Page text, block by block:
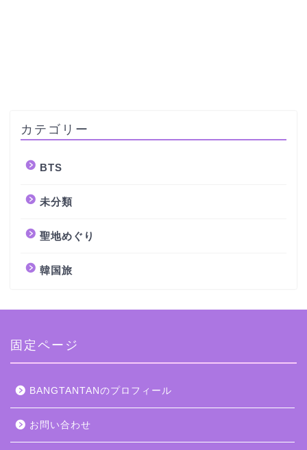
カテゴリー
BTS
未分類
聖地めぐり
韓国旅
固定ページ
BANGTANTANのプロフィール
お問い合わせ